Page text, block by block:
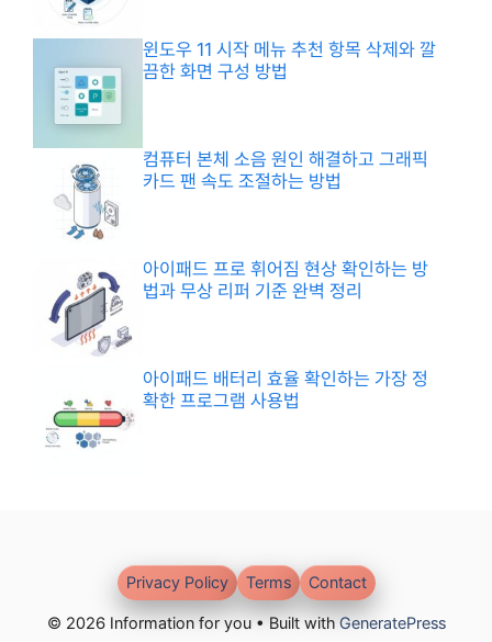
윈도우 11 시작 메뉴 추천 항목 삭제와 깔
끔한 화면 구성 방법
컴퓨터 본체 소음 원인 해결하고 그래픽
카드 팬 속도 조절하는 방법
아이패드 프로 휘어짐 현상 확인하는 방
법과 무상 리퍼 기준 완벽 정리
아이패드 배터리 효율 확인하는 가장 정
확한 프로그램 사용법
© 2026 Information for you • Built with GeneratePress
Privacy Policy Terms Contact